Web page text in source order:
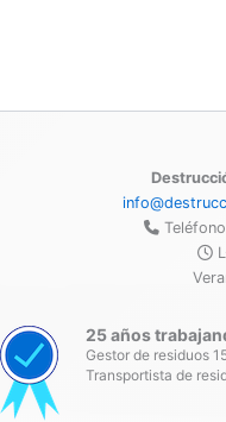
25 años
Gestor de residuos
Transportista de